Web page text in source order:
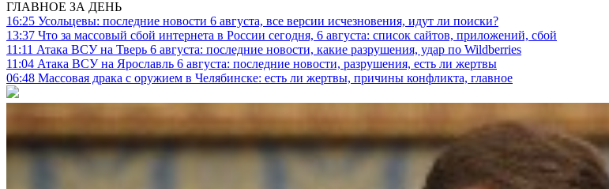
ГЛАВНОЕ ЗА ДЕНЬ
16:25 Усольцевы: последние новости 6 августа, все версии исчезновения, идут ли поиски?
13:37 Что за массовый сбой интернета в России сегодня, 6 августа: список сайтов, приложений, сбой
11:11 Атака ВСУ на Тверь 6 августа: последние новости, какие разрушения, удар по Wildberries
11:04 Атака ВСУ на Ярославль 6 августа: последние новости, разрушения, есть ли жертвы
06:48 Массовая драка с оружием в Челябинске: есть ли жертвы, причины конфликта, главное